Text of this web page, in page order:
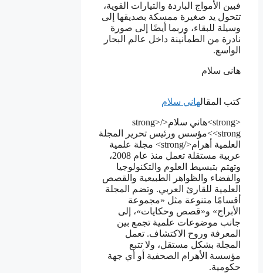
فبين الأمواج الباردة والتيارات القوية،
تتحول يد صغيرة ممسكة بصديقها إلى
وسيلة للبقاء، وربما أيضًا إلى صورة
نادرة من الطمأنينة داخل عالم البحار
الواسع.
هانى سلام
كتب المقالهاني سلام
<strong>هاني سلام</strong>
<strong>مؤسس ورئيس تحرير المجلة
العلمية أهرام</strong> مجلة علمية
عربية مستقلة تعمل منذ عام 2008،
وتهتم بتبسيط العلوم والتكنولوجيا
والفضاء والظواهر الطبيعية والقصص
العلمية للقارئ العربي. وتضم المجلة
أقسامًا متنوعة مثل «مجموعة
الأبراج» و«قصص وحكايات»، إلى
جانب موضوعات علمية تجمع بين
المعرفة وروح الاكتشاف. تعمل
المجلة بشكل مستقل، ولا تتبع
مؤسسة الأهرام الصحفية أو أي جهة
حكومية.